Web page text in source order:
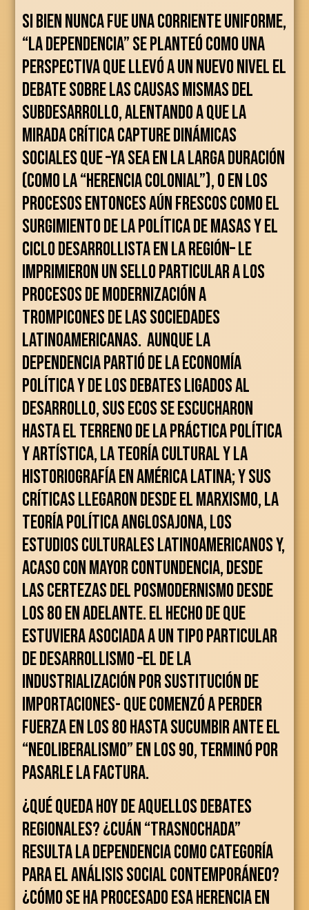
Si bien nunca fue una corriente uniforme,
“la dependencia” se planteó como una
perspectiva que llevó a un nuevo nivel el
debate sobre las causas mismas del
subdesarrollo, alentando a que la
mirada crítica capture dinámicas
sociales que –ya sea en la larga duración
(como la “herencia colonial”), o en los
procesos entonces aún frescos como el
surgimiento de la política de masas y el
ciclo desarrollista en la región– le
imprimieron un sello particular a los
procesos de modernización a
trompicones de las sociedades
latinoamericanas. Aunque la
dependencia partió de la economía
política y de los debates ligados al
desarrollo, sus ecos se escucharon
hasta el terreno de la práctica política
y artística, la teoría cultural y la
historiografía en América Latina; y sus
críticas llegaron desde el marxismo, la
teoría política anglosajona, los
estudios culturales latinoamericanos y,
acaso con mayor contundencia, desde
las certezas del posmodernismo desde
los 80 en adelante. El hecho de que
estuviera asociada a un tipo particular
de desarrollismo –el de la
industrialización por sustitución de
importaciones- que comenzó a perder
fuerza en los 80 hasta sucumbir ante el
“neoliberalismo” en los 90, terminó por
pasarle la factura.
¿Qué queda hoy de aquellos debates
regionales? ¿Cuán “trasnochada”
resulta la dependencia como categoría
para el análisis social contemporáneo?
¿Cómo se ha procesado esa herencia en